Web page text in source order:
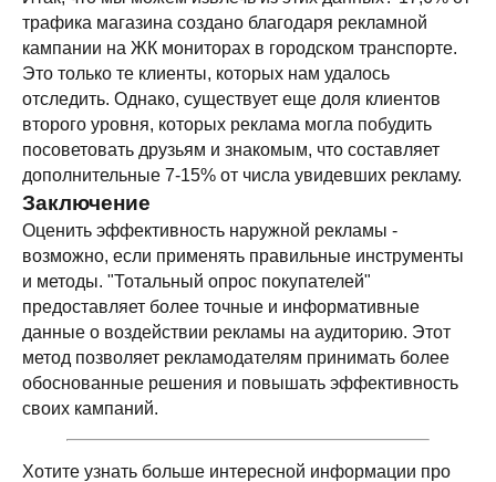
трафика магазина создано благодаря рекламной
кампании на ЖК мониторах в городском транспорте.
Это только те клиенты, которых нам удалось
отследить. Однако, существует еще доля клиентов
второго уровня, которых реклама могла побудить
посоветовать друзьям и знакомым, что составляет
дополнительные 7-15% от числа увидевших рекламу.
Заключение
Оценить эффективность наружной рекламы -
возможно, если применять правильные инструменты
и методы. "Тотальный опрос покупателей"
предоставляет более точные и информативные
данные о воздействии рекламы на аудиторию. Этот
метод позволяет рекламодателям принимать более
обоснованные решения и повышать эффективность
своих кампаний.
Хотите узнать больше интересной информации про
РЕКЛАМУ
НА МОНИТОРАХ С
ТРАНСМЕДИА
Оставьте ваши контакты и получите
бесплатную консультациюпо рекламе
на мониторах в транспорте Подмосковья
или по всей России
+7